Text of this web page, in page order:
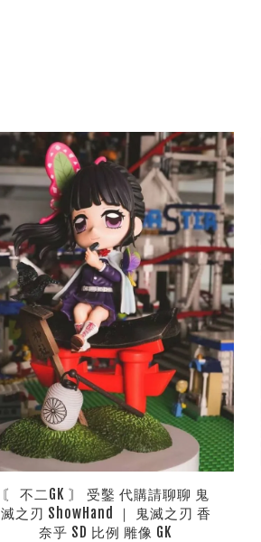
〘 不二GK 〙 受鑿 代購請聊聊 鬼
滅之刃 ShowHand ｜ 鬼滅之刃 香
奈乎 SD 比例 雕像 GK